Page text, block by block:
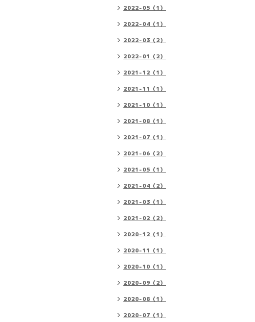
2022-05（1）
2022-04（1）
2022-03（2）
2022-01（2）
2021-12（1）
2021-11（1）
2021-10（1）
2021-08（1）
2021-07（1）
2021-06（2）
2021-05（1）
2021-04（2）
2021-03（1）
2021-02（2）
2020-12（1）
2020-11（1）
2020-10（1）
2020-09（2）
2020-08（1）
2020-07（1）